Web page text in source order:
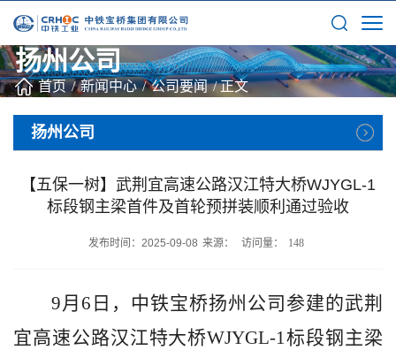
扬州公司
首页 / 新闻中心 / 公司要闻 /正文
扬州公司
【五保一树】武荆宜高速公路汉江特大桥WJYGL-1
标段钢主梁首件及首轮预拼装顺利通过验收
发布时间：2025-09-08 来源： 访问量： 148
9月6日， 中铁宝桥扬州公司参建的武荆
宜高速公路汉江特大桥WJYGL-1标段钢主梁